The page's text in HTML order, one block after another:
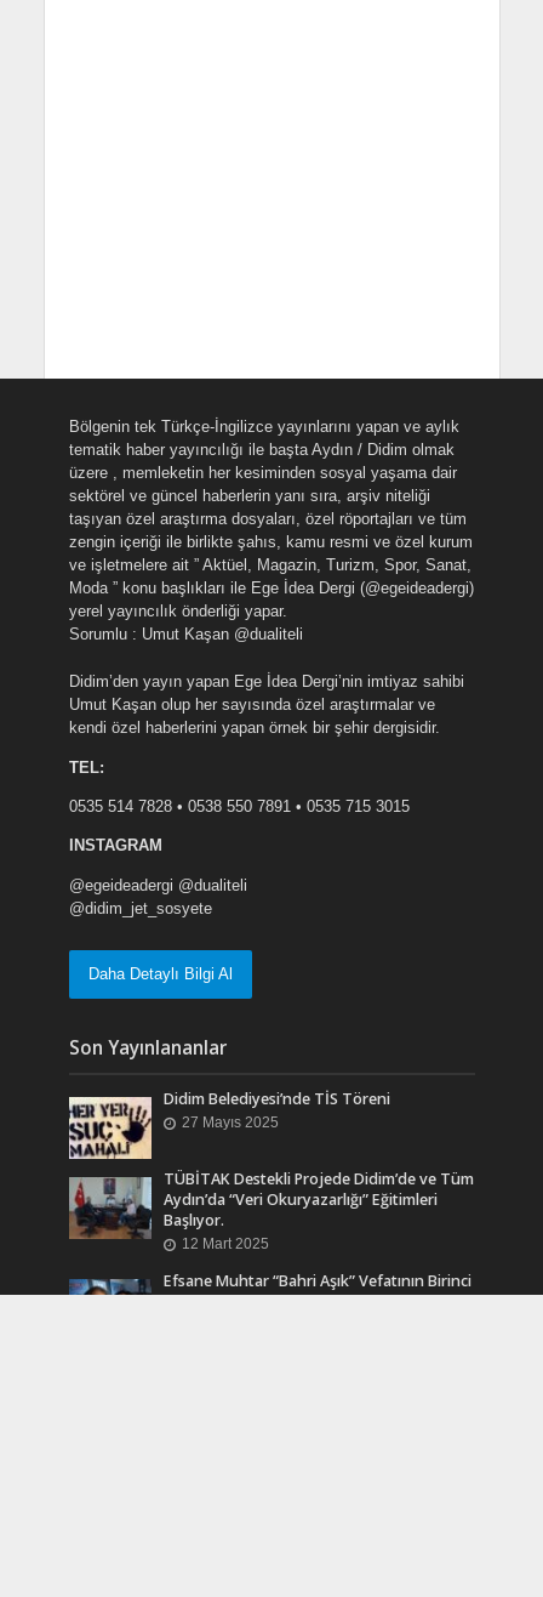
Bölgenin tek Türkçe-İngilizce yayınlarını yapan ve aylık
tematik haber yayıncılığı ile başta Aydın / Didim olmak
üzere , memleketin her kesiminden sosyal yaşama dair
sektörel ve güncel haberlerin yanı sıra, arşiv niteliği
taşıyan özel araştırma dosyaları, özel röportajları ve tüm
zengin içeriği ile birlikte şahıs, kamu resmi ve özel kurum
ve işletmelere ait ” Aktüel, Magazin, Turizm, Spor, Sanat,
Moda ” konu başlıkları ile Ege İdea Dergi (@egeideadergi)
yerel yayıncılık önderliği yapar.
Sorumlu : Umut Kaşan @dualiteli
Didim’den yayın yapan Ege İdea Dergi’nin imtiyaz sahibi
Umut Kaşan olup her sayısında özel araştırmalar ve
kendi özel haberlerini yapan örnek bir şehir dergisidir.
TEL:
0535 514 7828 • 0538 550 7891 • 0535 715 3015
INSTAGRAM
@egeideadergi @dualiteli
@didim_jet_sosyete
Daha Detaylı Bilgi Al
Son Yayınlananlar
Didim Belediyesi’nde TİS Töreni
27 Mayıs 2025
TÜBİTAK Destekli Projede Didim’de ve Tüm
Aydın’da “Veri Okuryazarlığı” Eğitimleri
Başlıyor.
12 Mart 2025
Efsane Muhtar “Bahri Aşık” Vefatının Birinci
Yılında Unutulmadı